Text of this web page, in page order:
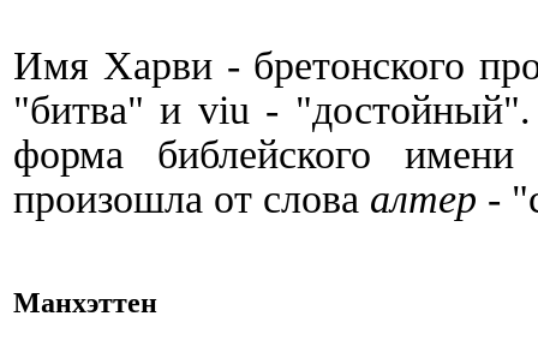
Имя Харви - бретонского
"битва"и viu - "достойный".
форма библейского
произошла от слова алтер -
Манхэттен